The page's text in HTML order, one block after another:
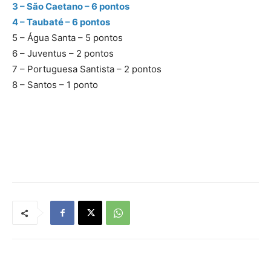
3 – São Caetano – 6 pontos
4 – Taubaté – 6 pontos
5 – Água Santa – 5 pontos
6 – Juventus – 2 pontos
7 – Portuguesa Santista – 2 pontos
8 – Santos – 1 ponto